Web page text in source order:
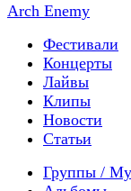
Arch Enemy
Фестивали
Концерты
Лайвы
Клипы
Новости
Статьи
Группы /